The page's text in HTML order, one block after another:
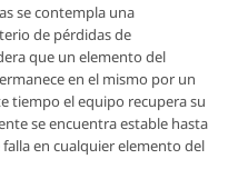
se contempla una
de pérdidas de
que un elemento del
en el mismo por un
tiempo el equipo recupera su
se encuentra estable hasta
en cualquier elemento del